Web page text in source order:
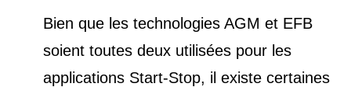
Bien que les technologies AGM et EFB
soient toutes deux utilisées pour les
applications Start-Stop, il existe certaines